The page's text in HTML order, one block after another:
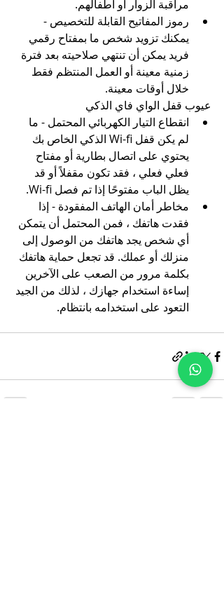
مراقبة الزوار أو أطفالهم.
رموز المفاتيح القابلة للتخصيص -
يمكنك تزويد شخص ما بمفتاح رقمي
فريد يمكن أن تنتهي صلاحيته بعد فترة
زمنية معينة أو العمل المنتظم فقط
خلال أوقات معينة.
عيوب قفل الواي فاي الذكي
انقطاع التيار الكهربائي المحتمل - ما
لم يكن قفل Wi-fi الذكي الخاص بك
يحتوي على اتصال بطارية أو مفتاح
فعلي فعلي ، فقد تكون مقفلاً أو قد
يظل الباب مفتوحًا إذا تم فصل Wi-fi.
مخاطر أمان الهاتف المفقودة - إذا
فقدت هاتفك ، فمن المحتمل أن يتمكن
أي شخص يجد هاتفك من الوصول إلى
منزلك أو عملك. قد تجعل حماية هاتفك
بكلمة مرور من الصعب على الآخرين
إساءة استخدام جهازك ، لذلك من الجيد
التعود على استخدامه بانتظام.